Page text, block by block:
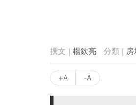
楊欽亮
+A -A